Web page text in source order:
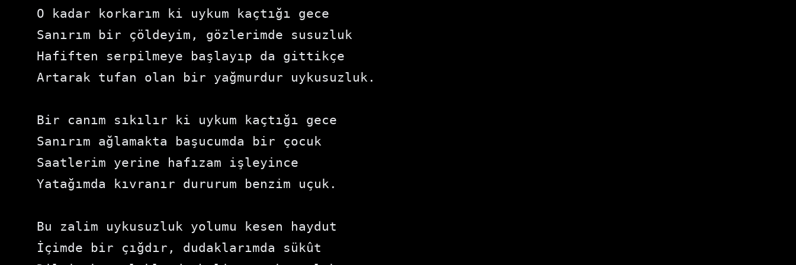
O kadar korkarım ki uykum kaçtığı gece
Sanırım bir çöldeyim, gözlerimde susuzluk
Hafiften serpilmeye başlayıp da gittikçe
Artarak tufan olan bir yağmurdur uykusuzluk.
Bir canım sıkılır ki uykum kaçtığı gece
Sanırım ağlamakta başucumda bir çocuk
Saatlerim yerine hafızam işleyince
Yatağımda kıvranır dururum benzim uçuk.
Bu zalim uykusuzluk yolumu kesen haydut
İçimde bir çığdır, dudaklarımda sükût